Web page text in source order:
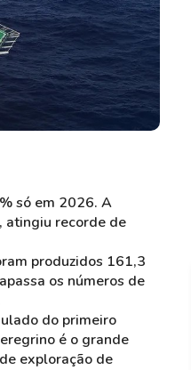
só em 2026. A
, atingiu recorde de
produzidos 161,3
os números de
do primeiro
é o grande
exploração de